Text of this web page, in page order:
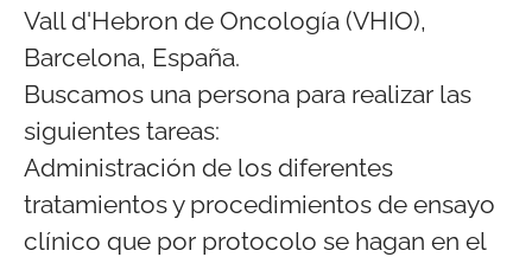
Vall d'Hebron de Oncología (VHIO),
Barcelona, España.
Buscamos una persona para realizar las
siguientes tareas:
Administración de los diferentes
tratamientos y procedimientos de ensayo
clínico que por protocolo se hagan en el